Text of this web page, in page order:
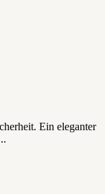
Ein eleganter